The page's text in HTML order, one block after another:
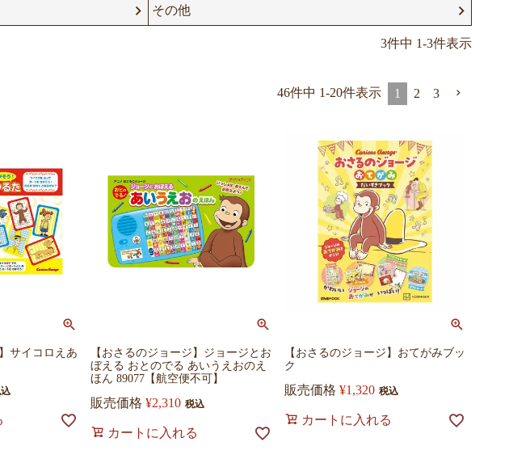
その他
3件中 1-3件表示
46件中 1-20件表示 1 2 3
サイコロえあ
【おさるのジョージ】ジョージとお
ぼえる おとのでる あいうえおのえ
ほん 89077【航空便不可】
販売価格 ¥2,310 税込
カートに入れる
【おさるのジョージ】おてがみブッ
ク
販売価格 ¥1,320 税込
カートに入れる